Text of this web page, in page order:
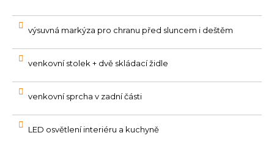
výsuvná markýza pro chranu před sluncem i deštěm
venkovní stolek + dvě skládací židle
venkovní sprcha v zadní části
LED osvětlení interiéru a kuchyně